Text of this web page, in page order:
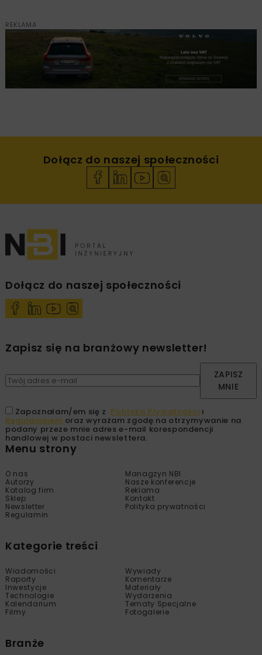
REKLAMA
Dołącz do naszej społeczności
Dołącz do naszej społeczności
Zapisz się na branżowy newsletter!
ZAPISZ
MNIE
Zapoznałam/em się z Polityką Prywatności i
Regulaminem oraz wyrażam zgodę na otrzymywanie na
podany przeze mnie adres e-mail korespondencji
handlowej w postaci newslettera.
Menu strony
O nas
Managzyn NBI
Autorzy
Nasze konferencje
Katalog firm
Reklama
Sklep
Kontakt
Newsletter
Polityka prywatności
Regulamin
Kategorie treści
Wiadomości
Wywiady
Raporty
Komentarze
Inwestycje
Materiały
Technologie
Wydarzenia
Kalendarium
Tematy Specjalne
Filmy
Fotogalerie
Branże